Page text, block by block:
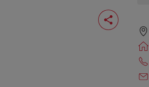
Distribuiţi
pagina